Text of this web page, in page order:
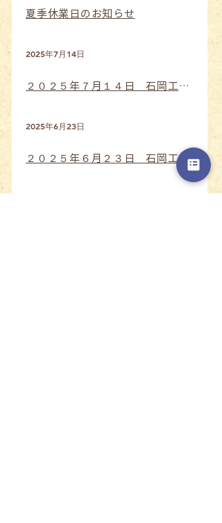
夏季休業日のお知らせ
2025年7月14日
２０２５年７月１４日 石岡工場にて防災訓練の実施を致しました。
2025年6月23日
２０２５年６月２３日 石岡工場内にエアコンの新設を行いました。